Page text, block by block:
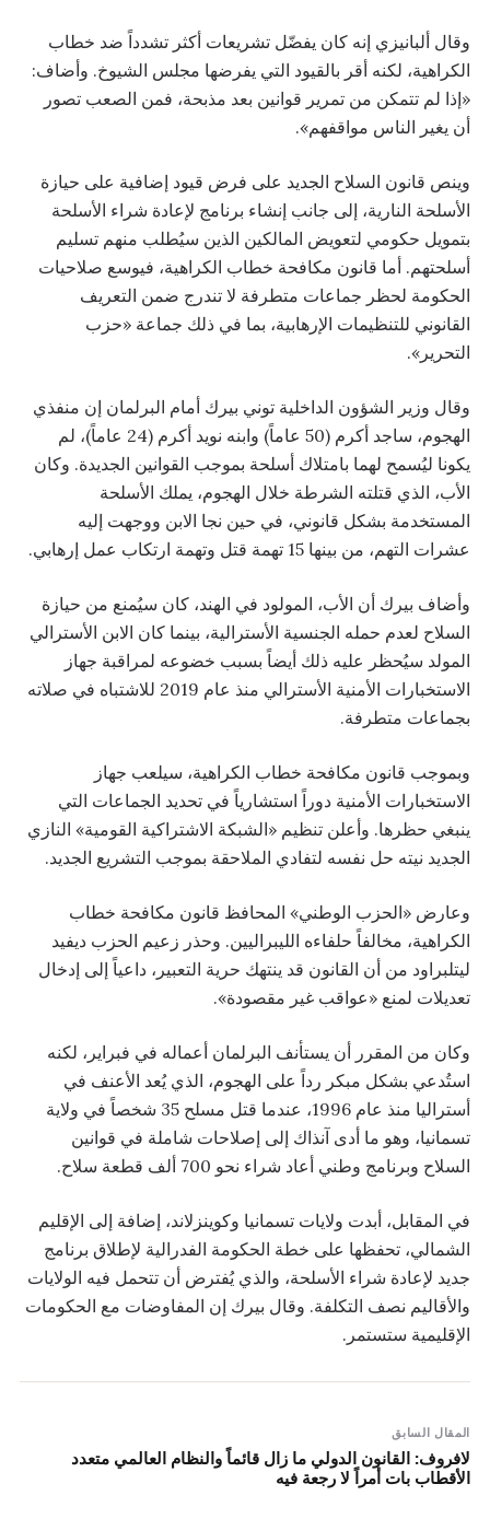
وقال ألبانيزي إنه كان يفضّل تشريعات أكثر تشدداً ضد خطاب
الكراهية، لكنه أقر بالقيود التي يفرضها مجلس الشيوخ. وأضاف:
«إذا لم تتمكن من تمرير قوانين بعد مذبحة، فمن الصعب تصور
أن يغير الناس مواقفهم».
وينص قانون السلاح الجديد على فرض قيود إضافية على حيازة
الأسلحة النارية، إلى جانب إنشاء برنامج لإعادة شراء الأسلحة
بتمويل حكومي لتعويض المالكين الذين سيُطلب منهم تسليم
أسلحتهم. أما قانون مكافحة خطاب الكراهية، فيوسع صلاحيات
الحكومة لحظر جماعات متطرفة لا تندرج ضمن التعريف
القانوني للتنظيمات الإرهابية، بما في ذلك جماعة «حزب
التحرير».
وقال وزير الشؤون الداخلية توني بيرك أمام البرلمان إن منفذي
الهجوم، ساجد أكرم (50 عاماً) وابنه نويد أكرم (24 عاماً)، لم
يكونا ليُسمح لهما بامتلاك أسلحة بموجب القوانين الجديدة. وكان
الأب، الذي قتلته الشرطة خلال الهجوم، يملك الأسلحة
المستخدمة بشكل قانوني، في حين نجا الابن ووجهت إليه
عشرات التهم، من بينها 15 تهمة قتل وتهمة ارتكاب عمل إرهابي.
وأضاف بيرك أن الأب، المولود في الهند، كان سيُمنع من حيازة
السلاح لعدم حمله الجنسية الأسترالية، بينما كان الابن الأسترالي
المولد سيُحظر عليه ذلك أيضاً بسبب خضوعه لمراقبة جهاز
الاستخبارات الأمنية الأسترالي منذ عام 2019 للاشتباه في صلاته
بجماعات متطرفة.
وبموجب قانون مكافحة خطاب الكراهية، سيلعب جهاز
الاستخبارات الأمنية دوراً استشارياً في تحديد الجماعات التي
ينبغي حظرها. وأعلن تنظيم «الشبكة الاشتراكية القومية» النازي
الجديد نيته حل نفسه لتفادي الملاحقة بموجب التشريع الجديد.
وعارض «الحزب الوطني» المحافظ قانون مكافحة خطاب
الكراهية، مخالفاً حلفاءه الليبراليين. وحذر زعيم الحزب ديفيد
ليتلبراود من أن القانون قد ينتهك حرية التعبير، داعياً إلى إدخال
تعديلات لمنع «عواقب غير مقصودة».
وكان من المقرر أن يستأنف البرلمان أعماله في فبراير، لكنه
استُدعي بشكل مبكر رداً على الهجوم، الذي يُعد الأعنف في
أستراليا منذ عام 1996، عندما قتل مسلح 35 شخصاً في ولاية
تسمانيا، وهو ما أدى آنذاك إلى إصلاحات شاملة في قوانين
السلاح وبرنامج وطني أعاد شراء نحو 700 ألف قطعة سلاح.
في المقابل، أبدت ولايات تسمانيا وكوينزلاند، إضافة إلى الإقليم
الشمالي، تحفظها على خطة الحكومة الفدرالية لإطلاق برنامج
جديد لإعادة شراء الأسلحة، والذي يُفترض أن تتحمل فيه الولايات
والأقاليم نصف التكلفة. وقال بيرك إن المفاوضات مع الحكومات
الإقليمية ستستمر.
المقال السابق
لافروف: القانون الدولي ما زال قائماً والنظام العالمي متعدد
الأقطاب بات أمراً لا رجعة فيه